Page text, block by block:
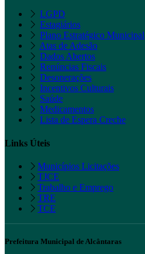
LGPD
Estagiários
Plano Estratégico Municipal
Atas de Adesão
Dados Abertos
Renúncias Fiscais
Desonerações
Incentivos Culturais
Saúde
Medicamentos
Lista de Espera Creche
Links Úteis
Municípios Licitações
TJCE
Trabalho e Emprego
TRE
TCE
Prefeitura Municipal de Alcântaras